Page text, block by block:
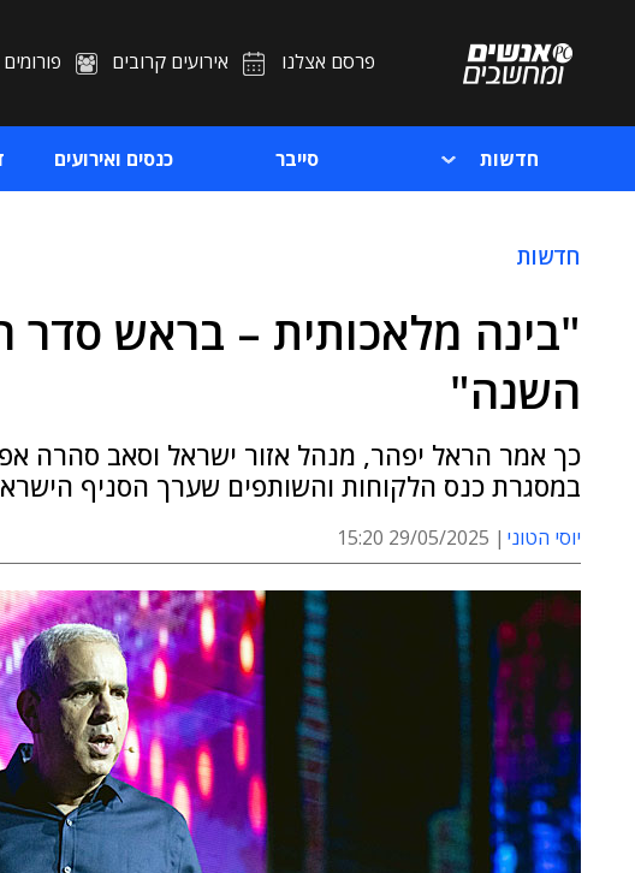
פרסם אצלנו אירועים קרובים פורומים
חדשות סייבר כנסים ואירועים
חדשות
"בינה מלאכותית – בראש סדר
השנה"
במסגרת כנס הלקוחות והשותפים שערך הסניף
יוסי הטוני 29/05/2025 15:20